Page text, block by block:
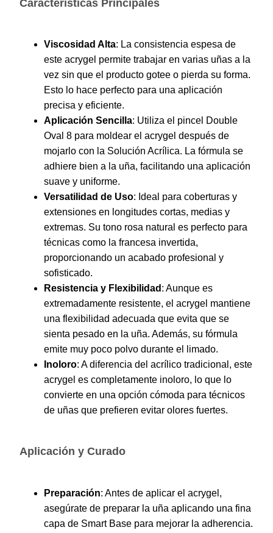
Características Principales
Viscosidad Alta: La consistencia espesa de
este acrygel permite trabajar en varias uñas a la
vez sin que el producto gotee o pierda su forma.
Esto lo hace perfecto para una aplicación
precisa y eficiente.
Aplicación Sencilla: Utiliza el pincel Double
Oval 8 para moldear el acrygel después de
mojarlo con la Solución Acrílica. La fórmula se
adhiere bien a la uña, facilitando una aplicación
suave y uniforme.
Versatilidad de Uso: Ideal para coberturas y
extensiones en longitudes cortas, medias y
extremas. Su tono rosa natural es perfecto para
técnicas como la francesa invertida,
proporcionando un acabado profesional y
sofisticado.
Resistencia y Flexibilidad : Aunque es
extremadamente resistente, el acrygel mantiene
una flexibilidad adecuada que evita que se
sienta pesado en la uña. Además, su fórmula
emite muy poco polvo durante el limado.
Inoloro: A diferencia del acrílico tradicional, este
acrygel es completamente inoloro, lo que lo
convierte en una opción cómoda para técnicos
de uñas que prefieren evitar olores fuertes.
Aplicación y Curado
Preparación: Antes de aplicar el acrygel,
asegúrate de preparar la uña aplicando una fina
capa de Smart Base para mejorar la adherencia.